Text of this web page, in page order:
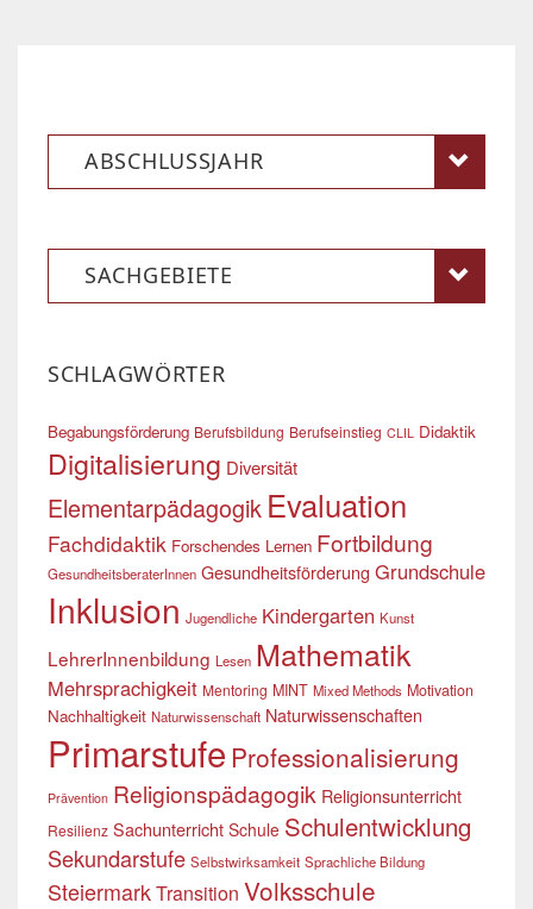
ABSCHLUSSJAHR
SACHGEBIETE
SCHLAGWÖRTER
Begabungsförderung Berufsbildung Berufseinstieg CLIL Didaktik
Digitalisierung Diversität
Elementarpädagogik Evaluation
Fachdidaktik Forschendes Lernen Fortbildung
GesundheitsberaterInnen Gesundheitsförderung Grundschule
Inklusion Jugendliche Kindergarten Kunst
LehrerInnenbildung Lesen Mathematik
Mehrsprachigkeit Mentoring MINT Mixed Methods Motivation
Nachhaltigkeit Naturwissenschaft Naturwissenschaften
Primarstufe Professionalisierung
Prävention Religionspädagogik Religionsunterricht
Resilienz Sachunterricht Schule Schulentwicklung
Sekundarstufe Selbstwirksamkeit Sprachliche Bildung
SteiermarkTransition Volksschule